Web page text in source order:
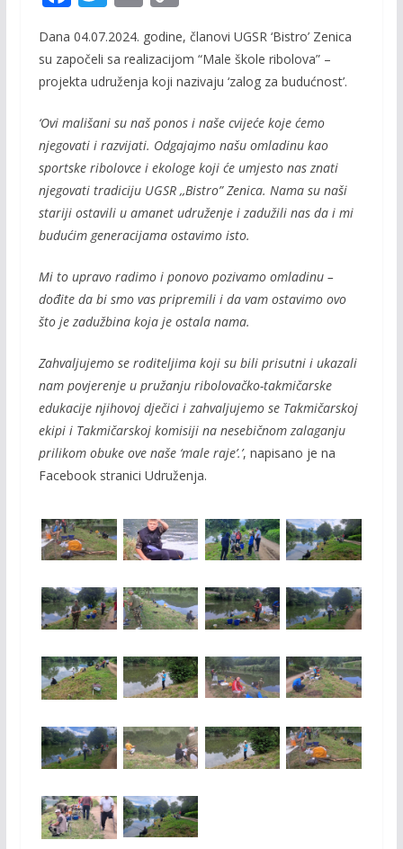
e
b
o
o
k
itt
er
m
ai
l
o
p
y
Li
n
k
Dana 04.07.2024. godine, članovi UGSR ‘Bistro’ Zenica
su započeli sa realizacijom “Male škole ribolova” –
projekta udruženja koji nazivaju ‘zalog za budućnost’.
‘Ovi mališani su naš ponos i naše cvijeće koje ćemo
njegovati i razvijati. Odgajajmo našu omladinu kao
sportske ribolovce i ekologe koji će umjesto nas znati
njegovati tradiciju UGSR ,,Bistro” Zenica. Nama su naši
stariji ostavili u amanet udruženje i zadužili nas da i mi
budućim generacijama ostavimo isto.
Mi to upravo radimo i ponovo pozivamo omladinu –
dođite da bi smo vas pripremili i da vam ostavimo ovo
što je zadužbina koja je ostala nama.
Zahvaljujemo se roditeljima koji su bili prisutni i ukazali
nam povjerenje u pružanju ribolovačko-takmičarske
edukacije njihovoj dječici i zahvaljujemo se Takmičarskoj
ekipi i Takmičarskoj komisiji na nesebičnom zalaganju
prilikom obuke ove naše ‘male raje’.’, napisano je na
Facebook stranici Udruženja.